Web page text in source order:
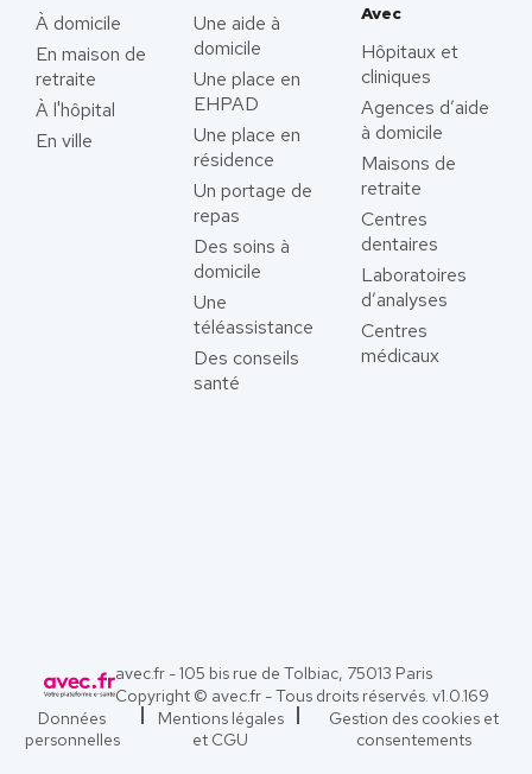
À domicile
En maison de
retraite
À l'hôpital
En ville
Une aide à
domicile
Une place en
EHPAD
Une place en
résidence
Un portage de
repas
Des soins à
domicile
Une
téléassistance
Des conseils
santé
Avec
Hôpitaux et
cliniques
Agences d’aide
à domicile
Maisons de
retraite
Centres
dentaires
Laboratoires
d’analyses
Centres
médicaux
avec.fr - 105 bis rue de Tolbiac, 75013 Paris
Copyright © avec.fr - Tous droits réservés. v1.0.169
Données
personnelles
Mentions légales
et CGU
Gestion des cookies et
consentements